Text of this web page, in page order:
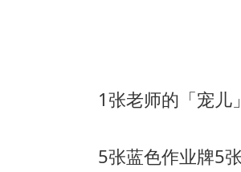
1张老师的「宠儿
5张蓝色作业牌5